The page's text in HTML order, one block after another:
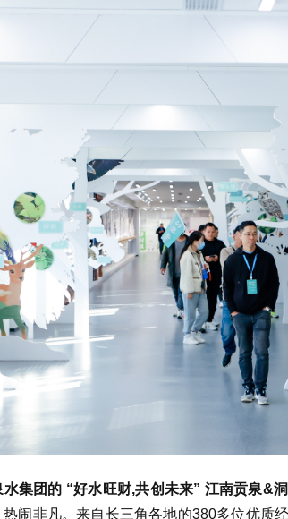
集团的 “好水旺财,共创未来” 江南贡泉&
热闹非凡。来自长三角各地的380多位优质